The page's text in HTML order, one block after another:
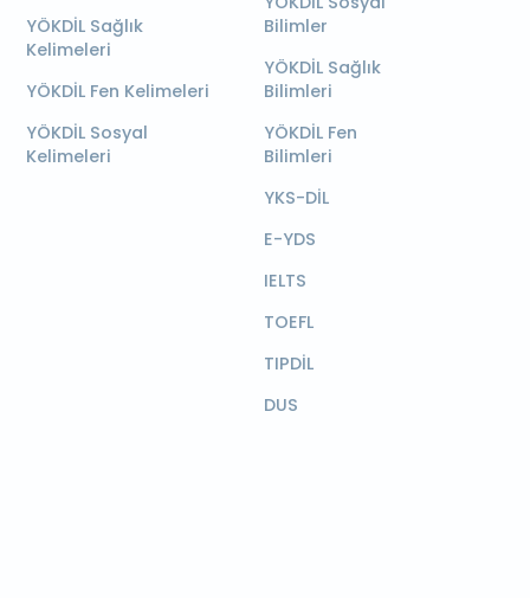
YÖKDİL Sağlık
Kelimeleri
YÖKDİL Fen Kelimeleri
YÖKDİL Sosyal
Kelimeleri
Bilimler
YÖKDİL Sağlık
Bilimleri
YÖKDİL Fen
Bilimleri
YKS-DİL
E-YDS
IELTS
TOEFL
TIPDİL
DUS